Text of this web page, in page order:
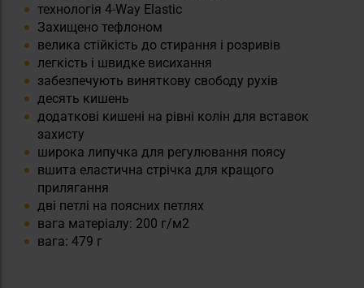
технологія 4-Way Elastic
Захищено тефлоном
велика стійкість до стирання і розривів
легкість і швидке висихання
забезпечують виняткову свободу рухів
десять кишень
додаткові кишені на рівні колін для вставок
захисту
широка липучка для регулювання поясу
вшита еластична стрічка для кращого
прилягання
дві петлі на поясних петлях
вага матеріалу: 200 г/м2
вага: 479 г